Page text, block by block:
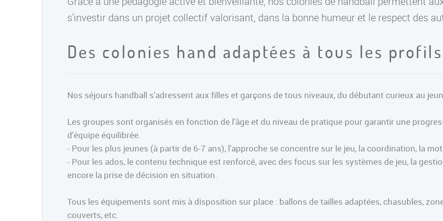
s'investir dans un projet collectif valorisant, dans la bonne humeur et le respect des
Des colonies hand adaptées à tous les
Nos séjours handball s'adressent aux filles et garçons de tous niveaux, du débutant curieux au
Les groupes sont organisés en fonction de l'âge et du niveau de pratique pour garantir une
d'équipe équilibrée.
- Pour les plus jeunes (à partir de 6-7 ans), l'approche se concentre sur le jeu, la coordination, la
- Pour les ados, le contenu technique est renforcé, avec des focus sur les systèmes de jeu, la
encore la prise de décision en situation.
Tous les équipements sont mis à disposition sur place : ballons de tailles adaptées, chasubles,
couverts, etc.